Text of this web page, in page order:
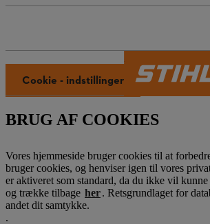
Cookie - indstillinger
BRUG AF COOKIES
Vores hjemmeside bruger cookies til at
bruger cookies, og henviser igen til vores
er aktiveret som standard, da du ikke vil
og trække tilbage her. Retsgrundlaget for
andet dit samtykke.
.